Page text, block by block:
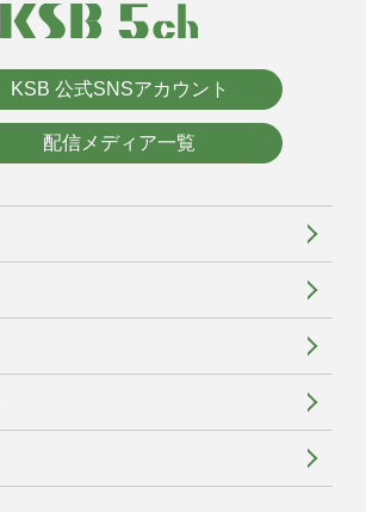
KSB 公式SNSアカウント
配信メディア一覧